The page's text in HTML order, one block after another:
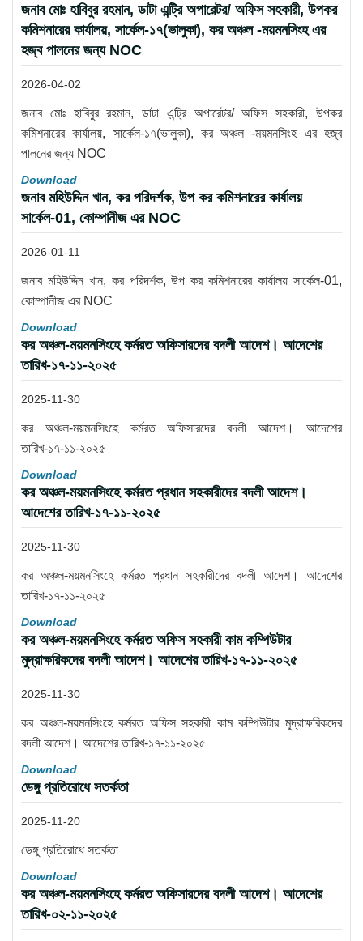
জনাব মোঃ হাবিবুর রহমান, ডাটা এন্ট্রি অপারেটর/ অফিস সহকারী, উপকর
কমিশনারের কার্যালয়, সার্কেল-১৭(ভালুকা), কর অঞ্চল -ময়মনসিংহ এর
হজ্ব পালনের জন্য NOC
2026-04-02
জনাব মোঃ হাবিবুর রহমান, ডাটা এন্ট্রি অপারেটর/ অফিস সহকারী, উপকর
কমিশনারের কার্যালয়, সার্কেল-১৭(ভালুকা), কর অঞ্চল -ময়মনসিংহ এর হজ্ব
পালনের জন্য NOC
Download
জনাব মহিউদ্দিন খান, কর পরিদর্শক, উপ কর কমিশনারের কার্যালয়
সার্কেল-01, কোম্পানীজ এর NOC
2026-01-11
জনাব মহিউদ্দিন খান, কর পরিদর্শক, উপ কর কমিশনারের কার্যালয় সার্কেল-01,
কোম্পানীজ এর NOC
Download
কর অঞ্চল-ময়মনসিংহে কর্মরত অফিসারদের বদলী আদেশ। আদেশের
তারিখ-১৭-১১-২০২৫
2025-11-30
কর অঞ্চল-ময়মনসিংহে কর্মরত অফিসারদের বদলী আদেশ। আদেশের
তারিখ-১৭-১১-২০২৫
Download
কর অঞ্চল-ময়মনসিংহে কর্মরত প্রধান সহকারীদের বদলী আদেশ।
আদেশের তারিখ-১৭-১১-২০২৫
2025-11-30
কর অঞ্চল-ময়মনসিংহে কর্মরত প্রধান সহকারীদের বদলী আদেশ। আদেশের
তারিখ-১৭-১১-২০২৫
Download
কর অঞ্চল-ময়মনসিংহে কর্মরত অফিস সহকারী কাম কম্পিউটার
মুদ্রাক্ষরিকদের বদলী আদেশ। আদেশের তারিখ-১৭-১১-২০২৫
2025-11-30
কর অঞ্চল-ময়মনসিংহে কর্মরত অফিস সহকারী কাম কম্পিউটার মুদ্রাক্ষরিকদের
বদলী আদেশ। আদেশের তারিখ-১৭-১১-২০২৫
Download
ডেঙ্গু প্রতিরোধে সতর্কতা
2025-11-20
ডেঙ্গু প্রতিরোধে সতর্কতা
Download
কর অঞ্চল-ময়মনসিংহে কর্মরত অফিসারদের বদলী আদেশ। আদেশের
তারিখ-০২-১১-২০২৫